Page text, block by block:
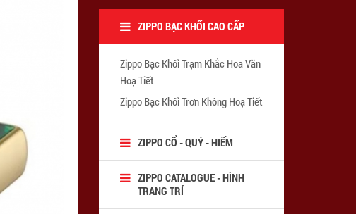
ZIPPO BẠC KHỐI CAO CẤP
Zippo Bạc Khối Trạm Khắc Hoa Văn
Hoạ Tiết
Zippo Bạc Khối Trơn Không Hoạ Tiết
ZIPPO CỔ - QUÝ - HIẾM
ZIPPO CATALOGUE - HÌNH
TRANG TRÍ